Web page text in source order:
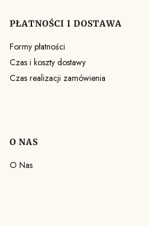
PŁATNOŚCI I DOSTAWA
Formy płatności
Czas i koszty dostawy
Czas realizacji zamówienia
O NAS
O Nas